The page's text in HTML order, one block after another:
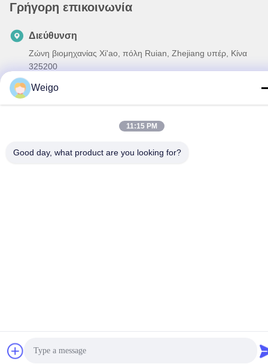
Γρήγορη επικοινωνία
Διεύθυνση
Ζώνη βιομηχανίας Xi'ao, πόλη Ruian, Zhejiang υπέρ, Κίνα
325200
Τηλεφώνημα
86-18100162701
Weigo
11:15 PM
Good day, what product are you looking for?